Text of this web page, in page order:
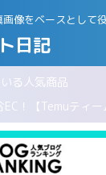
像をベースとして
日記
る人気商品
！【Temuティー